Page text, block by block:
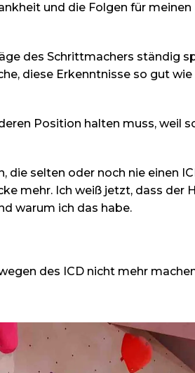
und die Folgen für meinen
des Schrittmachers ständig
diese Erkenntnisse so gut
Position halten muss, weil
selten oder noch nie einen
mehr. Ich weiß jetzt, dass der
warum ich das habe.
des ICD nicht mehr